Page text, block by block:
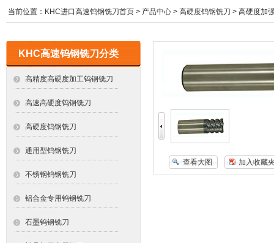
当前位置： KHC进口高速钨钢铣刀首页 > 产品中心 > 高硬度钨钢铣刀 > 高硬度加
KHC高速钨钢铣刀分类
高精度高硬度加工钨钢铣刀
高速高硬度钨钢铣刀
高硬度钨钢铣刀
通用型钨钢铣刀
不锈钢钨钢铣刀
铝合金专用钨钢铣刀
石墨钨钢铣刀
查看大图 加入收藏